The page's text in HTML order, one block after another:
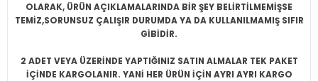
OLARAK, ÜRÜN AÇIKLAMALARINDA BİR ŞEY BELİRTİLMEMİŞSE
TEMİZ,SORUNSUZ ÇALIŞIR DURUMDA YA DA KULLANILMAMIŞ SIFIR
GİBİDİR.
2 ADET VEYA ÜZERİNDE YAPTIĞINIZ SATIN ALMALAR TEK PAKET
İÇİNDE KARGOLANIR. YANİ HER ÜRÜN İÇİN AYRI AYRI KARGO